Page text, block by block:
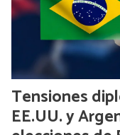
Tensiones
EE.UU. y